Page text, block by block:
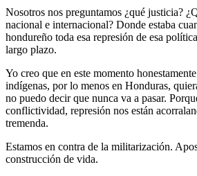
Nosotros nos preguntamos ¿qué justicia?
nacional e internacional? Donde estaba
hondureño toda esa represión de esa
largo plazo.
Yo creo que en este momento
indígenas, por lo menos en Honduras,
no puedo decir que nunca va a pasar.
conflictividad, represión nos están
tremenda.
Estamos en contra de la militarización.
construcción de vida.